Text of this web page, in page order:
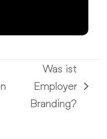
Nächster
Beitrag:
Was ist
Employer
Branding?